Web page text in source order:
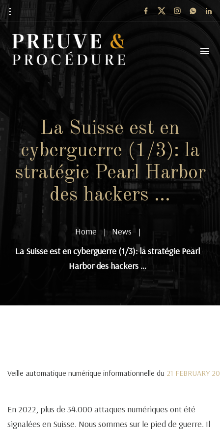
La Suisse est en
cyberguerre (1/3): la
stratégie Pearl Harbor
des hackers …
Home |News |
La Suisse est en cyberguerre (1/3): la stratégie Pearl
Harbor des hackers …
Veille automatique numérique informationnelle du 21 FEBRUARY
En 2022, plus de 34.000 attaques numériques ont été
signalées en Suisse. Nous sommes sur le pied de guerre. Il